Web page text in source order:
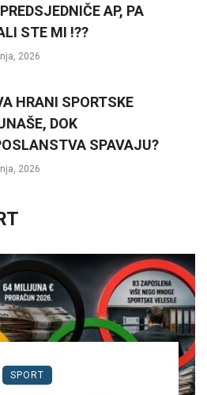
AP, PA
STE MI !??
2026
HRANI SPORTSKE
DOK
SPAVAJU?
2026
SPORT